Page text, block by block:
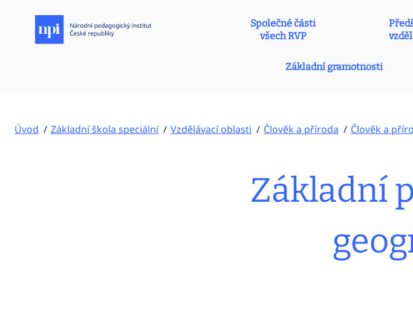
Společné části
všech RVP
Základní gramotnosti
Úvod Základní škola speciální Vzdělávací oblasti Člověk a příroda Člověk a
Základní